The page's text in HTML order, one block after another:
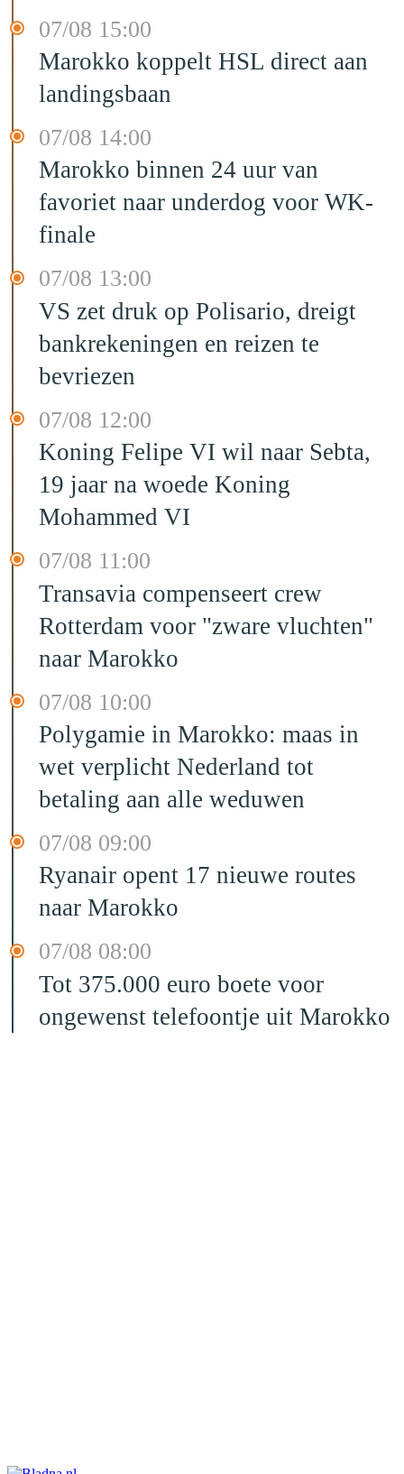
07/08 15:00
Marokko koppelt HSL direct aan
landingsbaan
07/08 14:00
Marokko binnen 24 uur van
favoriet naar underdog voor WK-
finale
07/08 13:00
VS zet druk op Polisario, dreigt
bankrekeningen en reizen te
bevriezen
07/08 12:00
Koning Felipe VI wil naar Sebta,
19 jaar na woede Koning
Mohammed VI
07/08 11:00
Transavia compenseert crew
Rotterdam voor "zware vluchten"
naar Marokko
07/08 10:00
Polygamie in Marokko: maas in
wet verplicht Nederland tot
betaling aan alle weduwen
07/08 09:00
Ryanair opent 17 nieuwe routes
naar Marokko
07/08 08:00
Tot 375.000 euro boete voor
ongewenst telefoontje uit Marokko